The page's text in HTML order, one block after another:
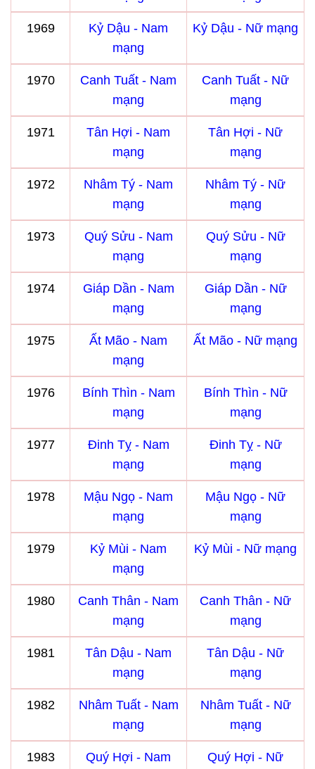
1969
Kỷ Dậu - Nam
mạng
Kỷ Dậu - Nữ mạng
1970
Canh Tuất - Nam
mạng
Canh Tuất - Nữ
mạng
1971
Tân Hợi - Nam
mạng
Tân Hợi - Nữ
mạng
1972
Nhâm Tý - Nam
mạng
Nhâm Tý - Nữ
mạng
1973
Quý Sửu - Nam
mạng
Quý Sửu - Nữ
mạng
1974
Giáp Dần - Nam
mạng
Giáp Dần - Nữ
mạng
1975
Ất Mão - Nam
mạng
Ất Mão - Nữ mạng
1976
Bính Thìn - Nam
mạng
Bính Thìn - Nữ
mạng
1977
Đinh Tỵ - Nam
mạng
Đinh Tỵ - Nữ
mạng
1978
Mậu Ngọ - Nam
mạng
Mậu Ngọ - Nữ
mạng
1979
Kỷ Mùi - Nam
mạng
Kỷ Mùi - Nữ mạng
1980
Canh Thân - Nam
mạng
Canh Thân - Nữ
mạng
1981
Tân Dậu - Nam
mạng
Tân Dậu - Nữ
mạng
1982
Nhâm Tuất - Nam
mạng
Nhâm Tuất - Nữ
mạng
1983
Quý Hợi - Nam
Quý Hợi - Nữ